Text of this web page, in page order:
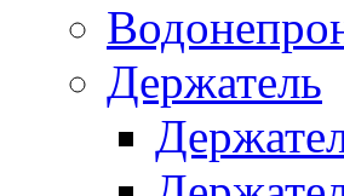
Держатель